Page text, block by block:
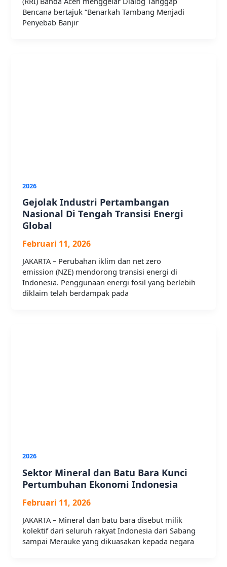
Bencana bertajuk “Benarkah Tambang Menjadi
Penyebab Banjir
2026
Gejolak Industri Pertambangan
Nasional Di Tengah Transisi Energi
Global
Februari 11, 2026
JAKARTA – Perubahan iklim dan net zero
emission (NZE) mendorong transisi energi di
Indonesia. Penggunaan energi fosil yang berlebih
diklaim telah berdampak pada
2026
Sektor Mineral dan Batu Bara Kunci
Pertumbuhan Ekonomi Indonesia
Februari 11, 2026
JAKARTA – Mineral dan batu bara disebut milik
kolektif dari seluruh rakyat Indonesia dari Sabang
sampai Merauke yang dikuasakan kepada negara